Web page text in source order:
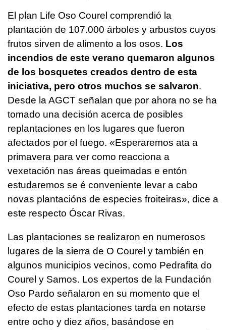
El plan Life Oso Courel comprendió la
plantación de 107.000 árboles y arbustos cuyos
frutos sirven de alimento a los osos. Los
incendios de este verano quemaron algunos
de los bosquetes creados dentro de esta
iniciativa, pero otros muchos se salvaron.
Desde la AGCT señalan que por ahora no se ha
tomado una decisión acerca de posibles
replantaciones en los lugares que fueron
afectados por el fuego. «Esperaremos ata a
primavera para ver como reacciona a
vexetación nas áreas queimadas e entón
estudaremos se é conveniente levar a cabo
novas plantacións de especies froiteiras», dice a
este respecto Óscar Rivas.
Las plantaciones se realizaron en numerosos
lugares de la sierra de O Courel y también en
algunos municipios vecinos, como Pedrafita do
Courel y Samos. Los expertos de la Fundación
Oso Pardo señalaron en su momento que el
efecto de estas plantaciones tarda en notarse
entre ocho y diez años, basándose en